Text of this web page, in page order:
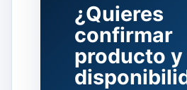
¿Quieres
confirmar
producto y